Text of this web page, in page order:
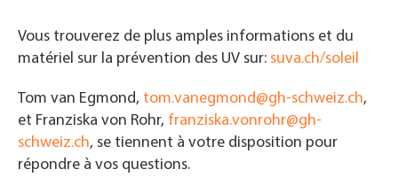
Vous trouverez de plus amples informations et du
matériel sur la prévention des UV sur: suva.ch/soleil
Tom van Egmond, tom.vanegmond@gh-schweiz.ch,
et Franziska von Rohr, franziska.vonrohr@gh-
schweiz.ch, se tiennent à votre disposition pour
répondre à vos questions.